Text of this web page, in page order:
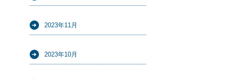
2023年11月
2023年10月